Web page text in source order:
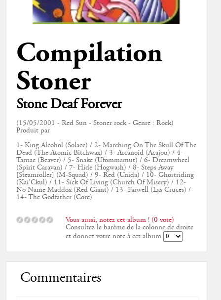
Compilation
Stoner
Stone Deaf Forever
(15/05/2001 - Red Sun - Stoner rock - Genre : Rock)
Produit par
1- King Alcohol (Solace) / 2- Marching On The Skull Of The
Dead (The Atomic Bitchwax) / 3- Arcanoid (Acajou) / 4-
Tarnac (Beaver) / 5- Snake (Ufommamut) / 6- Dreamwheel
(Spirit Caravan) / 7- Hide (Hogwash) / 8- Steps Away
[Steamroller] (M-Squad) / 9- Red (Unida) / 10- Ghostriding
(Kai'Ckul) / 11- Sick Of Living (Church Of Misery) / 12-
No Name Maddox (Red Giant) / 13- Farwell (Las Cruces) /
14- The Godfather (Core)
Vous aussi, notez cet album ! (0 vote)
Consultez le barème de la colonne de droite
et donnez votre note à cet album
Commentaires